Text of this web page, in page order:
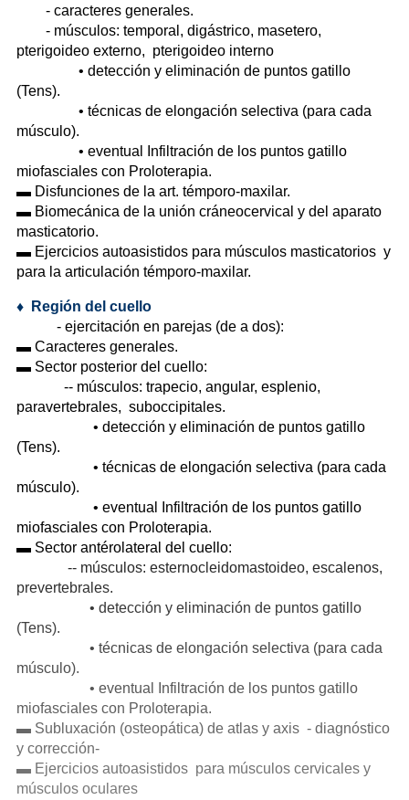
- caracteres generales.
- músculos: temporal, digástrico, masetero,
pterigoideo externo, pterigoideo interno
• detección y eliminación de puntos gatillo
(Tens).
• técnicas de elongación selectiva (para cada
músculo).
• eventual Infiltración de los puntos gatillo
miofasciales con Proloterapia.
▬ Disfunciones de la art. témporo-maxilar.
▬ Biomecánica de la unión cráneocervical y del aparato
masticatorio.
▬ Ejercicios autoasistidos para músculos masticatorios y
para la articulación témporo-maxilar.
♦
Región del cuello
- ejercitación en parejas (de a dos):
▬ Caracteres generales.
▬ Sector posterior del cuello:
-- músculos: trapecio, angular, esplenio,
paravertebrales, suboccipitales.
• detección y eliminación de puntos gatillo
(Tens).
• técnicas de elongación selectiva (para cada
músculo).
• eventual Infiltración de los puntos gatillo
miofasciales con Proloterapia.
▬ Sector antérolateral del cuello:
-- músculos: esternocleidomastoideo, escalenos,
prevertebrales.
• detección y eliminación de puntos gatillo
(Tens).
• técnicas de elongación selectiva (para cada
músculo).
• eventual Infiltración de los puntos gatillo
miofasciales con Proloterapia.
▬ Subluxación (osteopática) de atlas y axis - diagnóstico
y corrección-
▬ Ejercicios autoasistidos para músculos cervicales y
músculos oculares